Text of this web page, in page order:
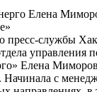
службы
управления
Елена
с